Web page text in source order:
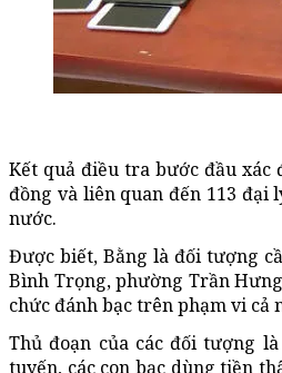
Kết quả điều tra bước đầu xác
đồng và liên quan đến 113 đại
nước.
Được biết, Bằng là đối tượng
Bình Trọng, phường Trần
chức đánh bạc trên phạm vi cả
Thủ đoạn của các đối tượng
tuyến, các con bạc dùng tiền